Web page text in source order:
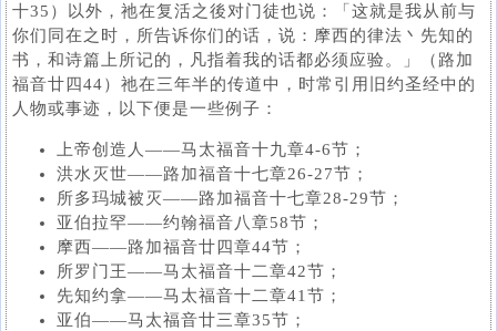
十35）以外，祂在复活之後对门徒也说：「这就是我从前与
你们同在之时，所告诉你们的话，说：摩西的律法丶先知的
书，和诗篇上所记的，凡指着我的话都必须应验。」（路加
福音廿四44）祂在三年半的传道中，时常引用旧约圣经中的
人物或事迹，以下便是一些例子：
上帝创造人——马太福音十九章4-6节；
洪水灭世——路加福音十七章26-27节；
所多玛城被灭——路加福音十七章28-29节；
亚伯拉罕——约翰福音八章58节；
摩西——路加福音廿四章44节；
所罗门王——马太福音十二章42节；
先知约拿——马太福音十二章41节；
亚伯——马太福音廿三章35节；